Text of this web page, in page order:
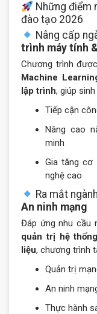
Những điểm
đào tạo 2026
Nâng cấp
trình máy tính
Chương trình
Machine
lập trình, giúp sinh
Tiếp cận
Nâng cao
minh
Gia tăng
nghệ cao
Ra mắt
An ninh mạng
Đáp ứng nhu cầu
quản trị hệ
liệu, chương trình
Quản trị
An ninh
Thực hành